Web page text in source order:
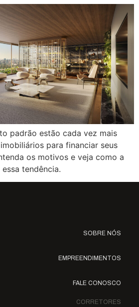
padrão estão cada vez mais
para financiar seus
os motivos e veja como a
tendência.
SOBRE NÓS
EMPREENDIMENTOS
FALE CONOSCO
CORRETORES